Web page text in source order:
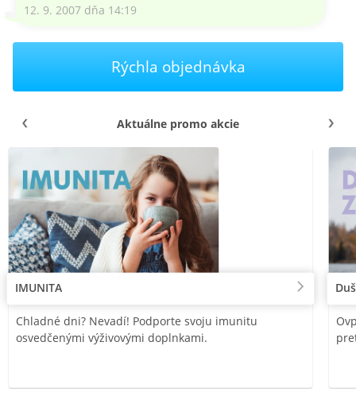
12. 9. 2007 dňa 14:19
Rýchla objednávka
Aktuálne promo akcie
IMUNITA
Chladné dni? Nevadí! Podporte svoju imunitu
osvedčenými výživovými doplnkami.